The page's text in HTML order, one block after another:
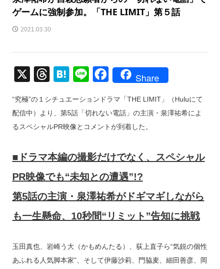
ゲームに強制参加。「THE LIMIT」第５話
2021.03.30
X
T
e
a
s
H
e
n
Li
e
F
c
e
o
o
k
Share
“究極”の１シチュエーションドラマ「THE LIMIT」（Huluにて
配信中）より、第5話「切れない電話」の主演・泉澤祐希によ
るスペシャルPR映像とコメントが到着した。
■ドラマ本編の撮影だけでなく、スペシャル
PR映像でも“未知との遭遇”!?
第5話の主演・泉澤祐希がドギマギしながら
も一生懸命、10秒間“リミット”告知に挑戦
玉田真也、岩崎う大（かもめんたる）、荻上直子ら“気鋭の個性
あふれる人気脚本家”、そして伊藤沙莉、門脇麦、細田善彦、岡